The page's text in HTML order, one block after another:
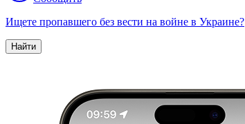
Ищете пропавшего без вести на войне в Украине?
Найти